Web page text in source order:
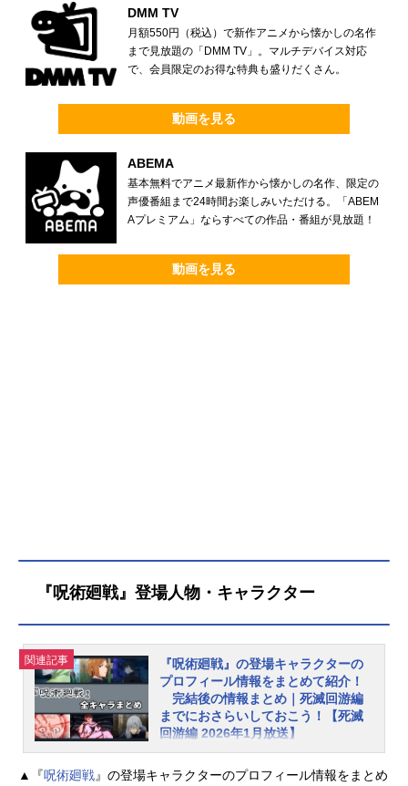
DMM TV
月額550円（税込）で新作アニメから懐かしの名作
まで見放題の「DMM TV」。マルチデバイス対応
で、会員限定のお得な特典も盛りだくさん。
動画を見る
ABEMA
基本無料でアニメ最新作から懐かしの名作、限定の
声優番組まで24時間お楽しみいただける。「ABEM
Aプレミアム」ならすべての作品・番組が見放題！
動画を見る
『呪術廻戦』登場人物・キャラクター
関連記事
『呪術廻戦』の登場キャラクターの
プロフィール情報をまとめて紹介！
完結後の情報まとめ｜死滅回游編
までにおさらいしておこう！【死滅
回游編 2026年1月放送】
2024年9月30日に連載終了を迎えた
大人気漫画『呪術廻戦』。原作コミ
▲『呪術廻戦』の登場キャラクターのプロフィール情報をまとめ